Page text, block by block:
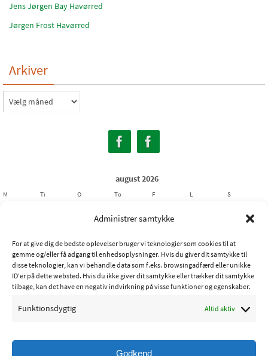
Administrer samtykke
For at give dig de bedste oplevelser bruger vi teknologier som cookies til at
gemme og/eller få adgang til enhedsoplysninger. Hvis du giver dit samtykke til
disse teknologier, kan vi behandle data som f.eks. browsingadfærd eller unikke
ID'er på dette websted. Hvis du ikke giver dit samtykke eller trækker dit samtykke
tilbage, kan det have en negativ indvirkning på visse funktioner og egenskaber.
Funktionsdygtig Altid aktiv
Godkend
Jens Jørgen Bay Havørred
Jørgen Frost Havørred
Arkiver
Arkiver
august 2026
M Ti O To F L S
10
11 12 13 14 15
17
18 19 20 21 22
23
24
25 26 27 28 29
30